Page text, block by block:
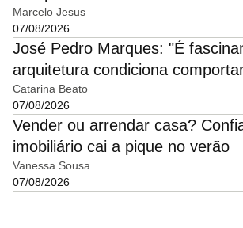
Marcelo Jesus
07/08/2026
José Pedro Marques: "É
arquitetura condiciona
Catarina Beato
07/08/2026
Vender ou arrendar casa?
imobiliário cai a pique no verão
Vanessa Sousa
07/08/2026